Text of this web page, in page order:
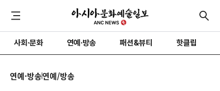
사회·문화 연예·방송 패션&뷰티 핫클립
연예·방송연예/방송